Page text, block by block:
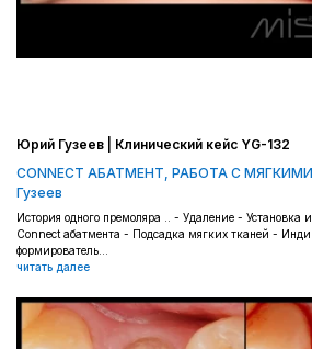
Юрий Гузеев | Клинический кейс YG-132
CONNECT АБАТМЕНТ, РАБОТА С
Гузеев
История одного премоляра .. - Удаление - Установка
Connect абатмента - Подсадка мягких тканей -
формирователь...
читать далее